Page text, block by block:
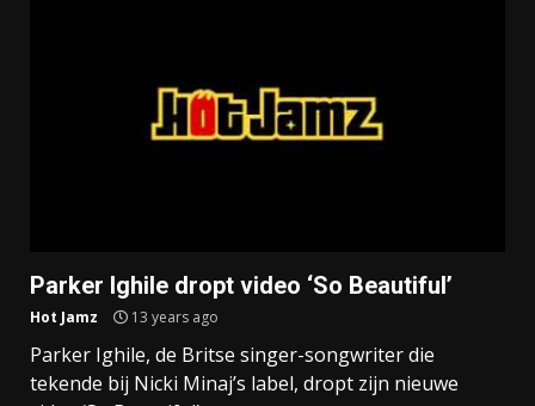
Parker Ighile dropt video ‘So Beautiful’
Hot Jamz 13 years ago
Parker Ighile, de Britse singer-songwriter die
tekende bij Nicki Minaj’s label, dropt zijn nieuwe